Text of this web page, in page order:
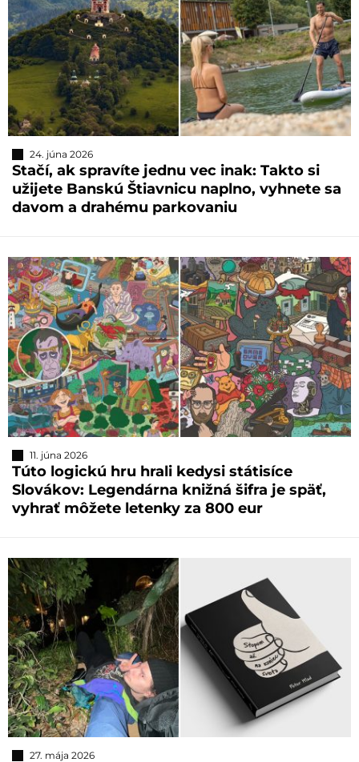
24. júna 2026
Stačí, ak spravíte jednu vec inak: Takto si
užijete Banskú Štiavnicu naplno, vyhnete sa
davom a drahému parkovaniu
11. júna 2026
Túto logickú hru hrali kedysi státisíce
Slovákov: Legendárna knižná šifra je späť,
vyhrať môžete letenky za 800 eur
27. mája 2026